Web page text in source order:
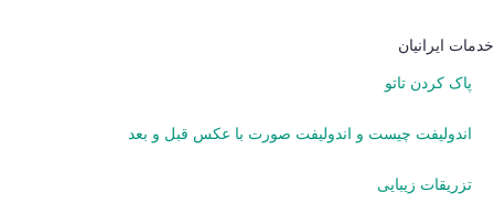
خدمات ایرانیان
پاک کردن تاتو
اندولیفت چیست و اندولیفت صورت با عکس قبل و بعد
تزریقات زیبایی